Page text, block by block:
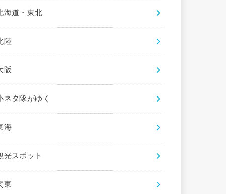
海道・東北
陸
阪
ネタ隊がゆく
海
光スポット
東